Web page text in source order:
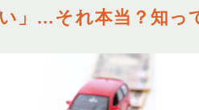
い」…それ本当？知っ